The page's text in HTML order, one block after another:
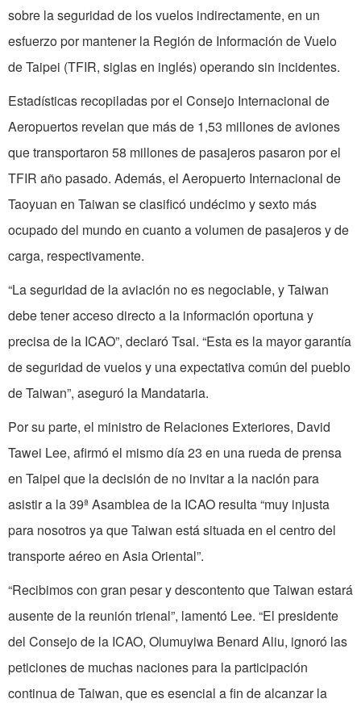
sobre la seguridad de los vuelos indirectamente, en un
esfuerzo por mantener la Región de Información de Vuelo
de Taipei (TFIR, siglas en inglés) operando sin incidentes.
Estadísticas recopiladas por el Consejo Internacional de
Aeropuertos revelan que más de 1,53 millones de aviones
que transportaron 58 millones de pasajeros pasaron por el
TFIR año pasado. Además, el Aeropuerto Internacional de
Taoyuan en Taiwan se clasificó undécimo y sexto más
ocupado del mundo en cuanto a volumen de pasajeros y de
carga, respectivamente.
“La seguridad de la aviación no es negociable, y Taiwan
debe tener acceso directo a la información oportuna y
precisa de la ICAO”, declaró Tsai. “Esta es la mayor garantía
de seguridad de vuelos y una expectativa común del pueblo
de Taiwan”, aseguró la Mandataria.
Por su parte, el ministro de Relaciones Exteriores, David
Tawei Lee, afirmó el mismo día 23 en una rueda de prensa
en Taipei que la decisión de no invitar a la nación para
asistir a la 39ª Asamblea de la ICAO resulta “muy injusta
para nosotros ya que Taiwan está situada en el centro del
transporte aéreo en Asia Oriental”.
“Recibimos con gran pesar y descontento que Taiwan estará
ausente de la reunión trienal”, lamentó Lee. “El presidente
del Consejo de la ICAO, Olumuyiwa Benard Aliu, ignoró las
peticiones de muchas naciones para la participación
continua de Taiwan, que es esencial a fin de alcanzar la